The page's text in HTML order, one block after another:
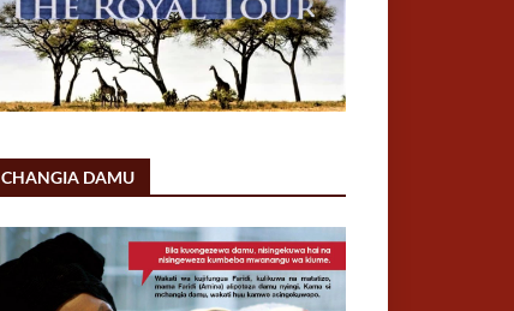
CHANGIA DAMU